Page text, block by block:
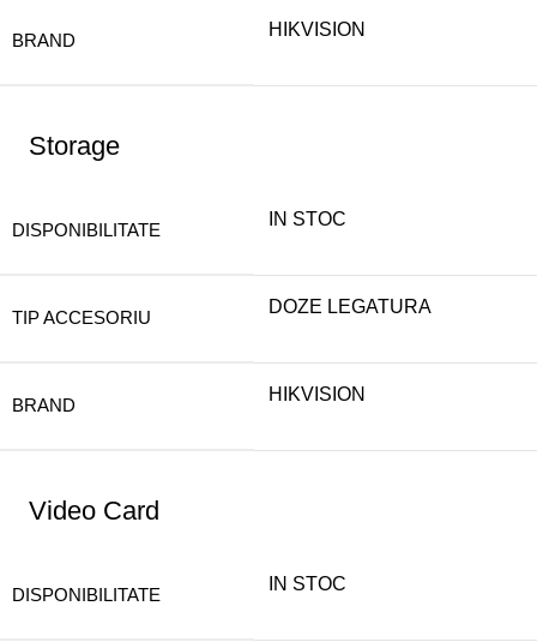
BRAND
HIKVISION
Storage
DISPONIBILITATE
IN STOC
TIP ACCESORIU
DOZE LEGATURA
BRAND
HIKVISION
Video Card
DISPONIBILITATE
IN STOC